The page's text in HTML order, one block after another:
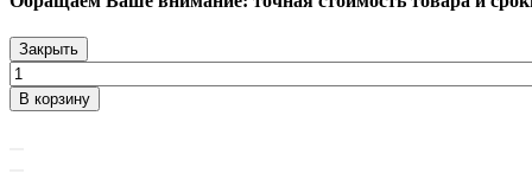
Закрыть
В корзину